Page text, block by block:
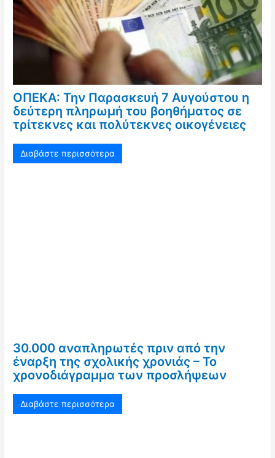
ΟΠΕΚΑ: Την Παρασκευή 7 Αυγούστου η
δεύτερη πληρωμή του βοηθήματος σε
τρίτεκνες και πολύτεκνες οικογένειες
Διαβάστε περισσότερα
30.000 αναπληρωτές πριν από την
έναρξη της σχολικής χρονιάς – Το
χρονοδιάγραμμα των προσλήψεων
Διαβάστε περισσότερα